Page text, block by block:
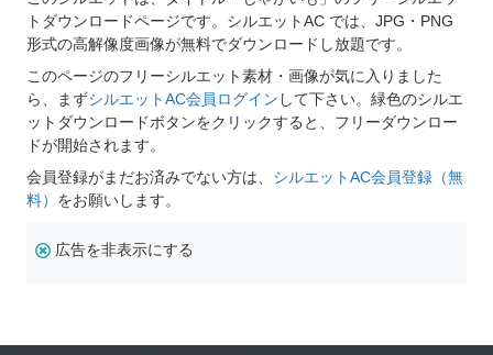
トダウンロードページです。シルエットAC では、JPG・PNG
形式の高解像度画像が無料でダウンロードし放題です。
このページのフリーシルエット素材・画像が気に入りました
ら、まずシルエットAC会員ログイン して下さい。緑色のシルエ
ットダウンロードボタンをクリックすると、フリーダウンロー
ドが開始されます。
会員登録がまだお済みでない方は、 シルエットAC会員登録（無
料） をお願いします。
広告を非表示にする